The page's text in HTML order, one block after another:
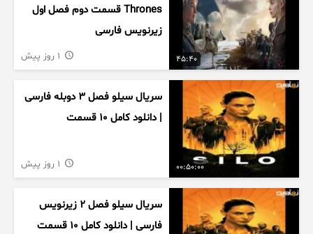
45:40
Thrones قسمت دوم فصل اول
زیرنویس فارسی
00:50:00
سریال سیلو فصل ۳ دوبله فارسی
| دانلود کامل ۱۰ قسمت
سریال سیلو فصل ۲ زیرنویس
فارسی | دانلود کامل ۱۰ قسمت